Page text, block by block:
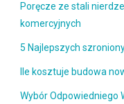
Poręcze ze stali
komercyjnych
5 Najlepszych
Ile kosztuje budowa
Wybór Odpowiedniego